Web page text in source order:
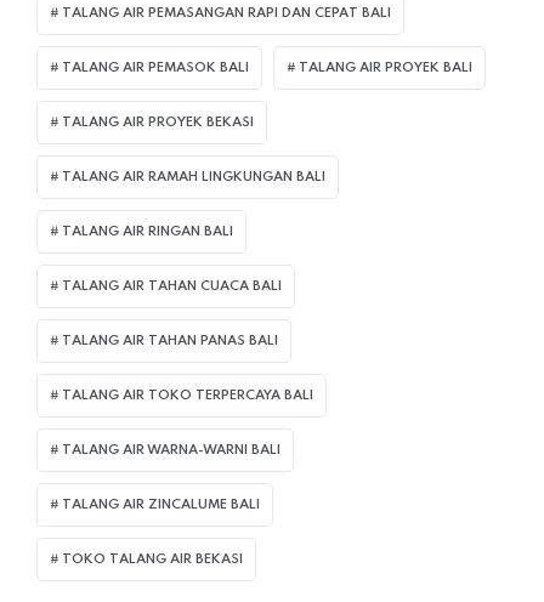
TALANG AIR PEMASANGAN RAPI DAN CEPAT BALI
TALANG AIR PEMASOK BALI TALANG AIR PROYEK BALI
TALANG AIR PROYEK BEKASI
TALANG AIR RAMAH LINGKUNGAN BALI
TALANG AIR RINGAN BALI
TALANG AIR TAHAN CUACA BALI
TALANG AIR TAHAN PANAS BALI
TALANG AIR TOKO TERPERCAYA BALI
TALANG AIR WARNA-WARNI BALI
TALANG AIR ZINCALUME BALI
TOKO TALANG AIR BEKASI